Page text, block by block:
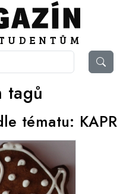
tagů
tématu: KAPR